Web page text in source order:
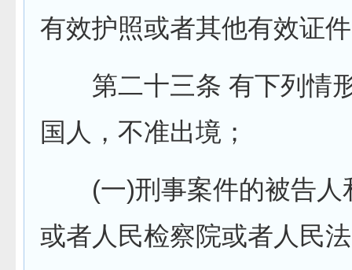
有效护照或者其他有效证
第二十三条 有下列情
国人，不准出境；
(一)刑事案件的被告人
或者人民检察院或者人民